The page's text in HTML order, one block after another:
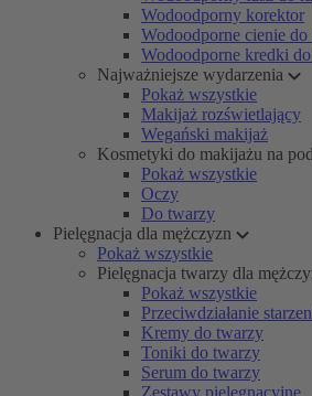
Wodoodporny korektor
Wodoodporne cienie
Wodoodporne kredki
Najważniejsze wydarzenia
Pokaż wszystkie
Makijaż rozświetlający
Wegański makijaż
Kosmetyki do makijażu na
Pokaż wszystkie
Oczy
Do twarzy
Pielęgnacja dla mężczyzn
Pokaż wszystkie
Pielęgnacja twarzy dla
Pokaż wszystkie
Przeciwdziałanie
Kremy do twarzy
Toniki do twarzy
Serum do twarzy
Zestawy pielęgnacyjne